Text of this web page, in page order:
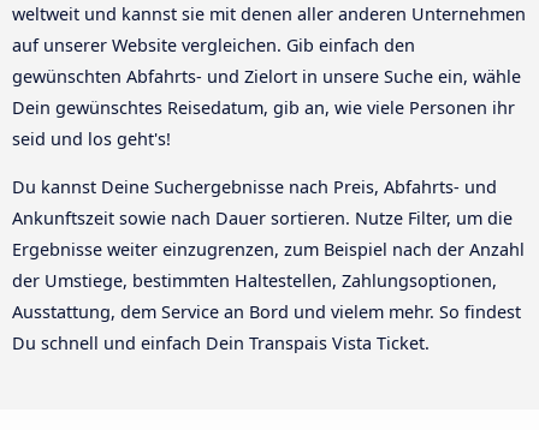
weltweit und kannst sie mit denen aller anderen Unternehmen
auf unserer Website vergleichen. Gib einfach den
gewünschten Abfahrts- und Zielort in unsere Suche ein, wähle
Dein gewünschtes Reisedatum, gib an, wie viele Personen ihr
seid und los geht's!
Du kannst Deine Suchergebnisse nach Preis, Abfahrts- und
Ankunftszeit sowie nach Dauer sortieren. Nutze Filter, um die
Ergebnisse weiter einzugrenzen, zum Beispiel nach der Anzahl
der Umstiege, bestimmten Haltestellen, Zahlungsoptionen,
Ausstattung, dem Service an Bord und vielem mehr. So findest
Du schnell und einfach Dein Transpais Vista Ticket.